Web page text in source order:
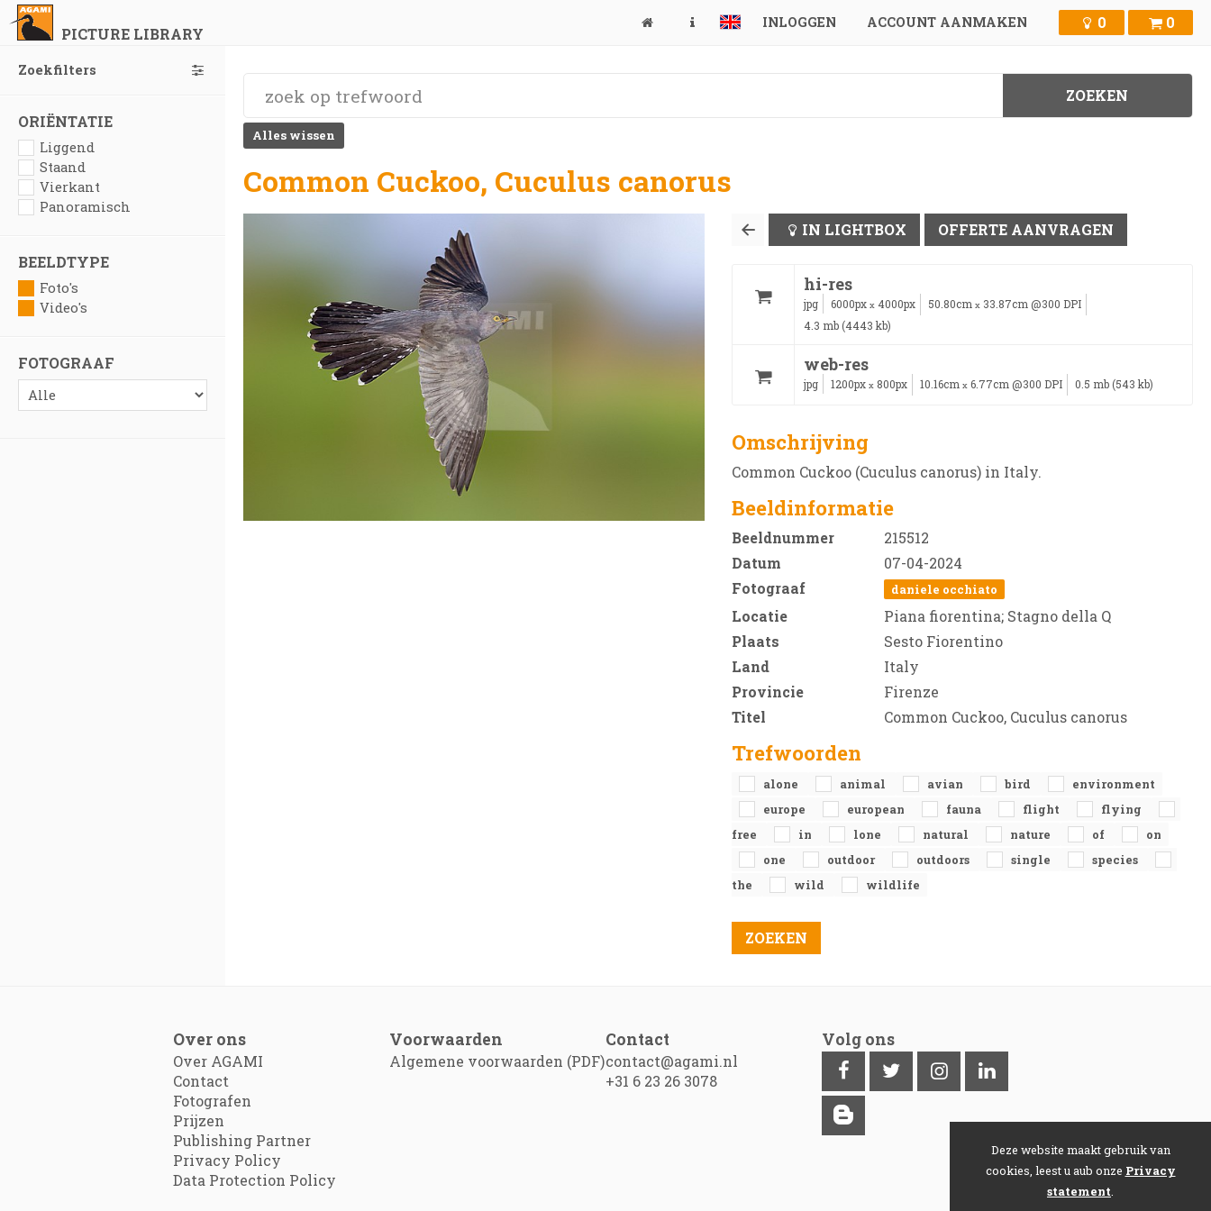
PICTURE LIBRARY
INLOGGEN ACCOUNT AANMAKEN 0 0
Zoekfilters
ORIËNTATIE
Liggend
Staand
Vierkant
Panoramisch
BEELDTYPE
Foto's
Video's
FOTOGRAAF
Alles wissen
Common Cuckoo, Cuculus canorus
IN LIGHTBOX OFFERTE AANVRAGEN
hi-res
jpg 6000px x 4000px 50.80cm x 33.87cm @300 DPI
4.3 mb (4443 kb)
web-res
jpg 1200px x 800px 10.16cm x 6.77cm @300 DPI 0.5 mb (543 kb)
Omschrijving
Common Cuckoo (Cuculus canorus) in Italy.
Beeldinformatie
Beeldnummer
215512
Datum
07-04-2024
Fotograaf
daniele occhiato
Locatie
Piana fiorentina; Stagno della Q
Plaats
Sesto Fiorentino
Land
Italy
Provincie
Firenze
Titel
Common Cuckoo, Cuculus canorus
Trefwoorden
alone animal avian bird
environment
europe
european fauna flight
flying
free
in lone natural nature of
on
one
outdoor outdoors single
species
the
wild wildlife
Over ons
Over AGAMI
Contact
Fotografen
Prijzen
Publishing Partner
Privacy Policy
Data Protection Policy
Voorwaarden
Algemene voorwaarden (PDF)
Contact
contact@agami.nl
+31 6 23 26 3078
Volg ons
Deze website maakt gebruik van
cookies, leest u aub onze Privacy
statement